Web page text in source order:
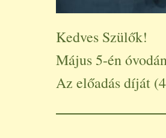
Kedves Szülők!
Május 5-én
Az előadás díját